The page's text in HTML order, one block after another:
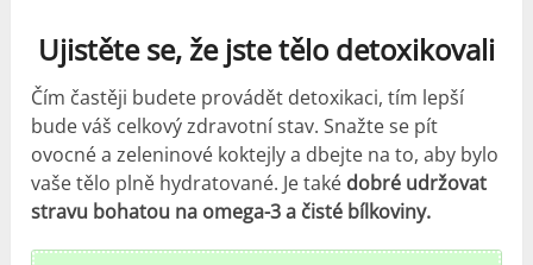
Ujistěte se, že jste tělo detoxikovali
Čím častěji budete provádět detoxikaci, tím lepší
bude váš celkový zdravotní stav. Snažte se pít
ovocné a zeleninové koktejly a dbejte na to, aby bylo
vaše tělo plně hydratované. Je také dobré udržovat
stravu bohatou na omega-3 a čisté bílkoviny.